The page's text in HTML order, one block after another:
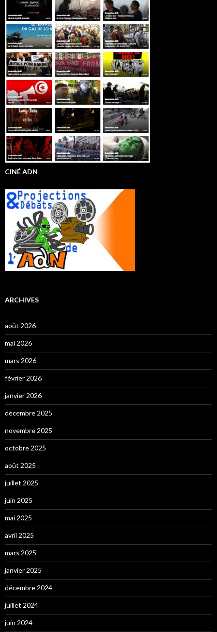
CINÉ ADN
ARCHIVES
août 2026
mai 2026
mars 2026
février 2026
janvier 2026
décembre 2025
novembre 2025
octobre 2025
août 2025
juillet 2025
juin 2025
mai 2025
avril 2025
mars 2025
janvier 2025
décembre 2024
juillet 2024
juin 2024